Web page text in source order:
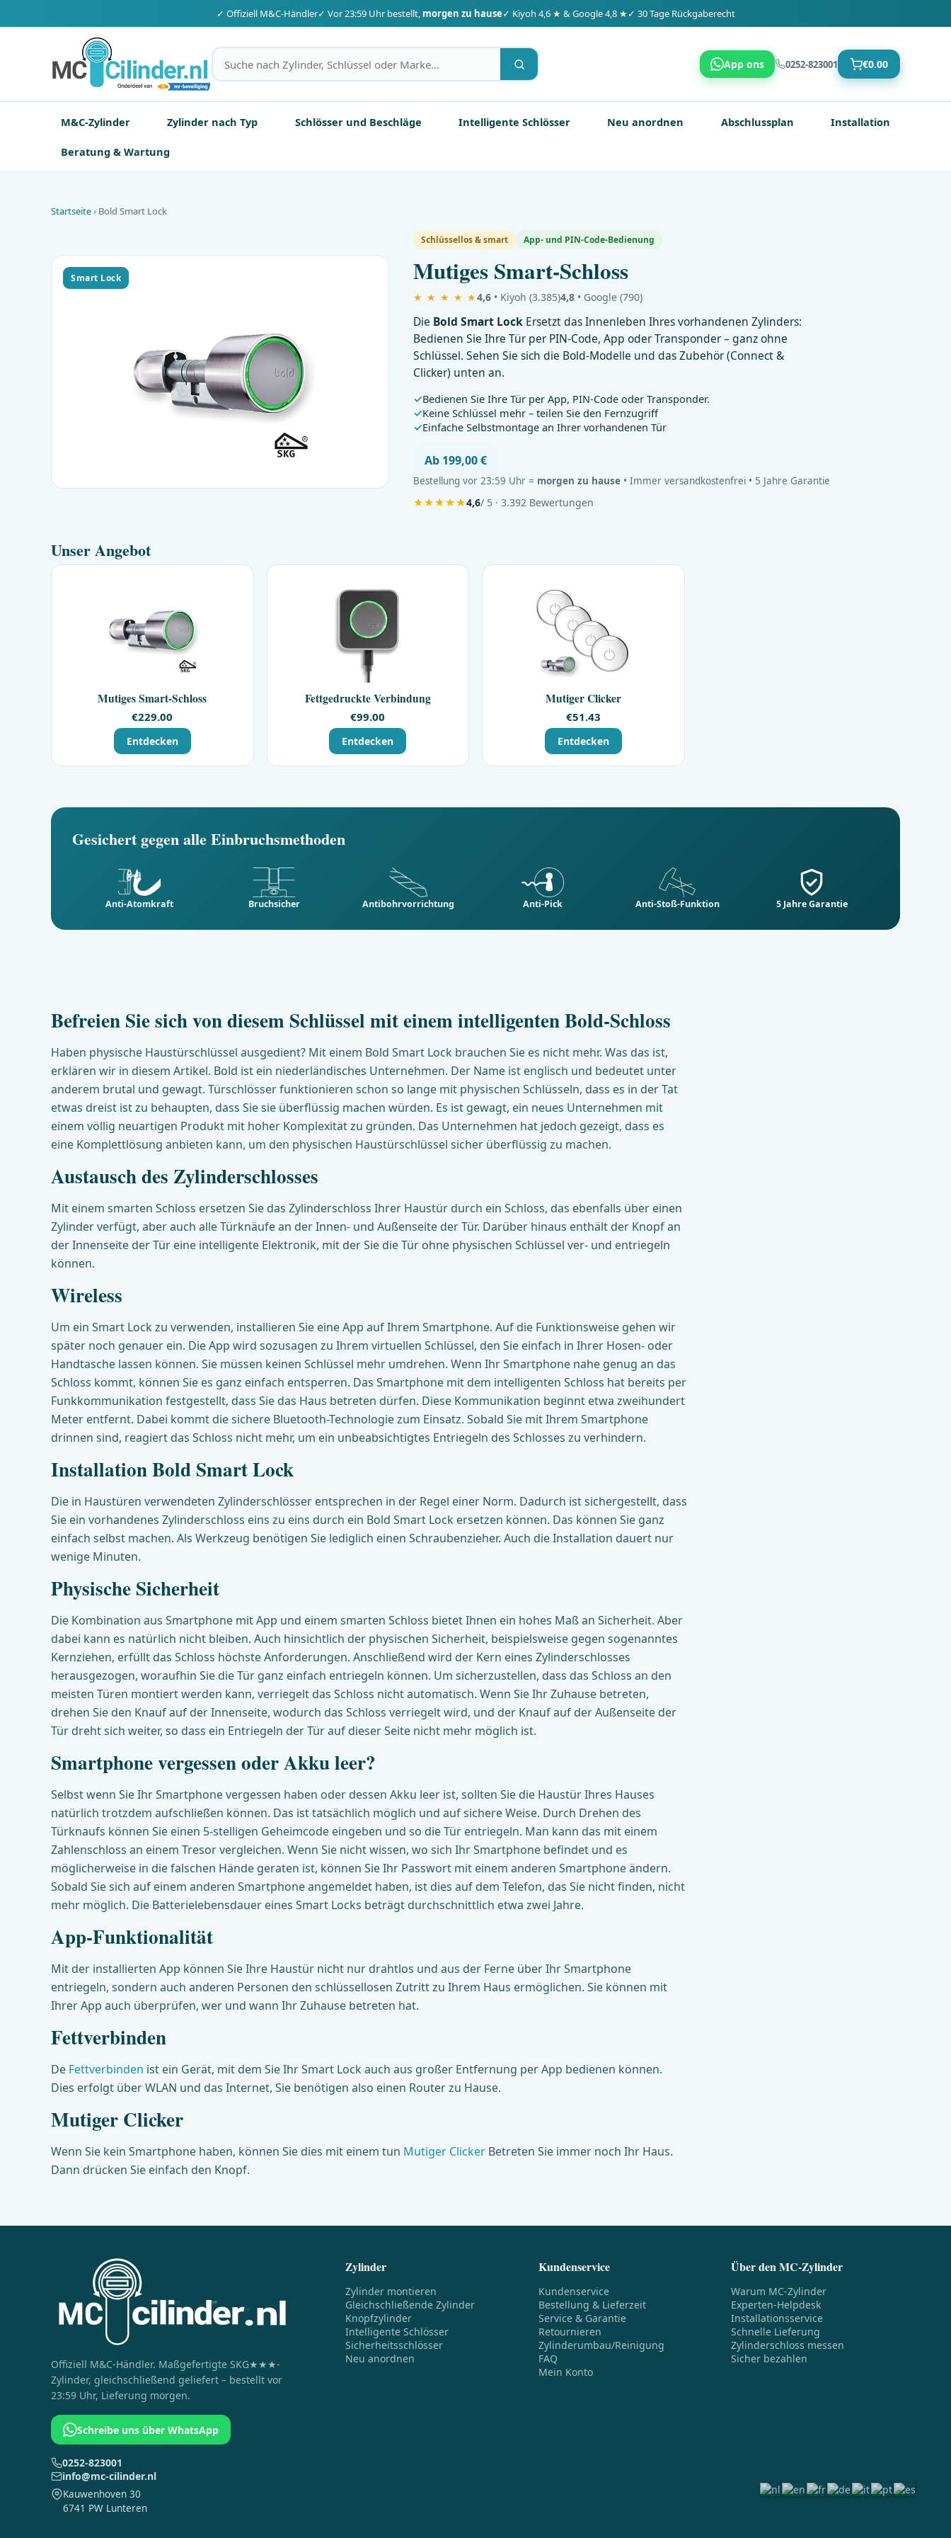
✓ Offiziell M&C-Händler✓ Vor 23:59 Uhr bestellt, morgen zu hause✓ Kiyoh 4,6 ★ & Google 4,8 ★✓ 30 Tage Rückgaberecht
App ons 0252-823001 €0.00
M&C-Zylinder Zylinder nach Typ Schlösser und Beschläge Intelligente Schlösser Neu anordnen Abschlussplan Installation
Beratung & Wartung
Startseite› Bold Smart Lock
Smart Lock
Schlüssellos & smart App- und PIN-Code-Bedienung
Mutiges Smart-Schloss
★ ★ ★ ★ ★4,6 • Kiyoh (3.385)4,8 • Google (790)
Die Bold Smart Lock Ersetzt das Innenleben Ihres vorhandenen Zylinders:
Bedienen Sie Ihre Tür per PIN-Code, App oder Transponder – ganz ohne
Schlüssel. Sehen Sie sich die Bold-Modelle und das Zubehör (Connect &
Clicker) unten an.
Bedienen Sie Ihre Tür per App, PIN-Code oder Transponder.
Keine Schlüssel mehr – teilen Sie den Fernzugriff
Einfache Selbstmontage an Ihrer vorhandenen Tür
Ab 199,00 €
Bestellung vor 23:59 Uhr = morgen zu hause • Immer versandkostenfrei • 5 Jahre Garantie
★★★★★4,6/ 5 · 3.392 Bewertungen
Unser Angebot
Mutiges Smart-Schloss
€229.00
Entdecken
Fettgedruckte Verbindung
€99.00
Entdecken
Mutiger Clicker
€51.43
Entdecken
Gesichert gegen alle Einbruchsmethoden
Anti-Atomkraft Bruchsicher Antibohrvorrichtung Anti-Pick Anti-Stoß-Funktion 5 Jahre Garantie
Befreien Sie sich von diesem Schlüssel mit einem intelligenten Bold-Schloss
Haben physische Haustürschlüssel ausgedient? Mit einem Bold Smart Lock brauchen Sie es nicht mehr. Was das ist,
erklären wir in diesem Artikel. Bold ist ein niederländisches Unternehmen. Der Name ist englisch und bedeutet unter
anderem brutal und gewagt. Türschlösser funktionieren schon so lange mit physischen Schlüsseln, dass es in der Tat
etwas dreist ist zu behaupten, dass Sie sie überflüssig machen würden. Es ist gewagt, ein neues Unternehmen mit
einem völlig neuartigen Produkt mit hoher Komplexität zu gründen. Das Unternehmen hat jedoch gezeigt, dass es
eine Komplettlösung anbieten kann, um den physischen Haustürschlüssel sicher überflüssig zu machen.
Austausch des Zylinderschlosses
Mit einem smarten Schloss ersetzen Sie das Zylinderschloss Ihrer Haustür durch ein Schloss, das ebenfalls über einen
Zylinder verfügt, aber auch alle Türknäufe an der Innen- und Außenseite der Tür. Darüber hinaus enthält der Knopf an
der Innenseite der Tür eine intelligente Elektronik, mit der Sie die Tür ohne physischen Schlüssel ver- und entriegeln
können.
Wireless
Um ein Smart Lock zu verwenden, installieren Sie eine App auf Ihrem Smartphone. Auf die Funktionsweise gehen wir
später noch genauer ein. Die App wird sozusagen zu Ihrem virtuellen Schlüssel, den Sie einfach in Ihrer Hosen- oder
Handtasche lassen können. Sie müssen keinen Schlüssel mehr umdrehen. Wenn Ihr Smartphone nahe genug an das
Schloss kommt, können Sie es ganz einfach entsperren. Das Smartphone mit dem intelligenten Schloss hat bereits per
Funkkommunikation festgestellt, dass Sie das Haus betreten dürfen. Diese Kommunikation beginnt etwa zweihundert
Meter entfernt. Dabei kommt die sichere Bluetooth-Technologie zum Einsatz. Sobald Sie mit Ihrem Smartphone
drinnen sind, reagiert das Schloss nicht mehr, um ein unbeabsichtigtes Entriegeln des Schlosses zu verhindern.
Installation Bold Smart Lock
Die in Haustüren verwendeten Zylinderschlösser entsprechen in der Regel einer Norm. Dadurch ist sichergestellt, dass
Sie ein vorhandenes Zylinderschloss eins zu eins durch ein Bold Smart Lock ersetzen können. Das können Sie ganz
einfach selbst machen. Als Werkzeug benötigen Sie lediglich einen Schraubenzieher. Auch die Installation dauert nur
wenige Minuten.
Physische Sicherheit
Die Kombination aus Smartphone mit App und einem smarten Schloss bietet Ihnen ein hohes Maß an Sicherheit. Aber
dabei kann es natürlich nicht bleiben. Auch hinsichtlich der physischen Sicherheit, beispielsweise gegen sogenanntes
Kernziehen, erfüllt das Schloss höchste Anforderungen. Anschließend wird der Kern eines Zylinderschlosses
herausgezogen, woraufhin Sie die Tür ganz einfach entriegeln können. Um sicherzustellen, dass das Schloss an den
meisten Türen montiert werden kann, verriegelt das Schloss nicht automatisch. Wenn Sie Ihr Zuhause betreten,
drehen Sie den Knauf auf der Innenseite, wodurch das Schloss verriegelt wird, und der Knauf auf der Außenseite der
Tür dreht sich weiter, so dass ein Entriegeln der Tür auf dieser Seite nicht mehr möglich ist.
Smartphone vergessen oder Akku leer?
Selbst wenn Sie Ihr Smartphone vergessen haben oder dessen Akku leer ist, sollten Sie die Haustür Ihres Hauses
natürlich trotzdem aufschließen können. Das ist tatsächlich möglich und auf sichere Weise. Durch Drehen des
Türknaufs können Sie einen 5-stelligen Geheimcode eingeben und so die Tür entriegeln. Man kann das mit einem
Zahlenschloss an einem Tresor vergleichen. Wenn Sie nicht wissen, wo sich Ihr Smartphone befindet und es
möglicherweise in die falschen Hände geraten ist, können Sie Ihr Passwort mit einem anderen Smartphone ändern.
Sobald Sie sich auf einem anderen Smartphone angemeldet haben, ist dies auf dem Telefon, das Sie nicht finden, nicht
mehr möglich. Die Batterielebensdauer eines Smart Locks beträgt durchschnittlich etwa zwei Jahre.
App-Funktionalität
Mit der installierten App können Sie Ihre Haustür nicht nur drahtlos und aus der Ferne über Ihr Smartphone
entriegeln, sondern auch anderen Personen den schlüssellosen Zutritt zu Ihrem Haus ermöglichen. Sie können mit
Ihrer App auch überprüfen, wer und wann Ihr Zuhause betreten hat.
Fettverbinden
De Fettverbinden ist ein Gerät, mit dem Sie Ihr Smart Lock auch aus großer Entfernung per App bedienen können.
Dies erfolgt über WLAN und das Internet, Sie benötigen also einen Router zu Hause.
Mutiger Clicker
Wenn Sie kein Smartphone haben, können Sie dies mit einem tun Mutiger Clicker Betreten Sie immer noch Ihr Haus.
Dann drücken Sie einfach den Knopf.
Offiziell M&C-Händler. Maßgefertigte SKG★★★-
Zylinder, gleichschließend geliefert – bestellt vor
23:59 Uhr, Lieferung morgen.
Schreibe uns über WhatsApp
0252-823001
info@mc-cilinder.nl
Kauwenhoven 30
6741 PW Lunteren
Zylinder
Zylinder montieren
Gleichschließende Zylinder
Knopfzylinder
Intelligente Schlösser
Sicherheitsschlösser
Neu anordnen
Kundenservice
Kundenservice
Bestellung & Lieferzeit
Service & Garantie
Retournieren
Zylinderumbau/Reinigung
FAQ
Mein Konto
Über den MC-Zylinder
Warum MC-Zylinder
Experten-Helpdesk
Installationsservice
Schnelle Lieferung
Zylinderschloss messen
Sicher bezahlen